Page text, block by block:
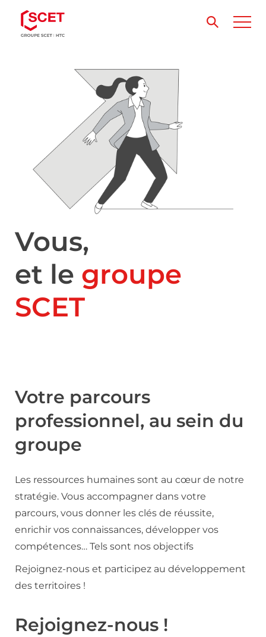
Vous,
et le groupe
SCET
Votre parcours
professionnel, au sein du
groupe
Les ressources humaines sont au cœur de notre
stratégie. Vous accompagner dans votre
parcours, vous donner les clés de réussite,
enrichir vos connaissances, développer vos
compétences… Tels sont nos objectifs
Rejoignez-nous et participez au développement
des territoires !
Rejoignez-nous !